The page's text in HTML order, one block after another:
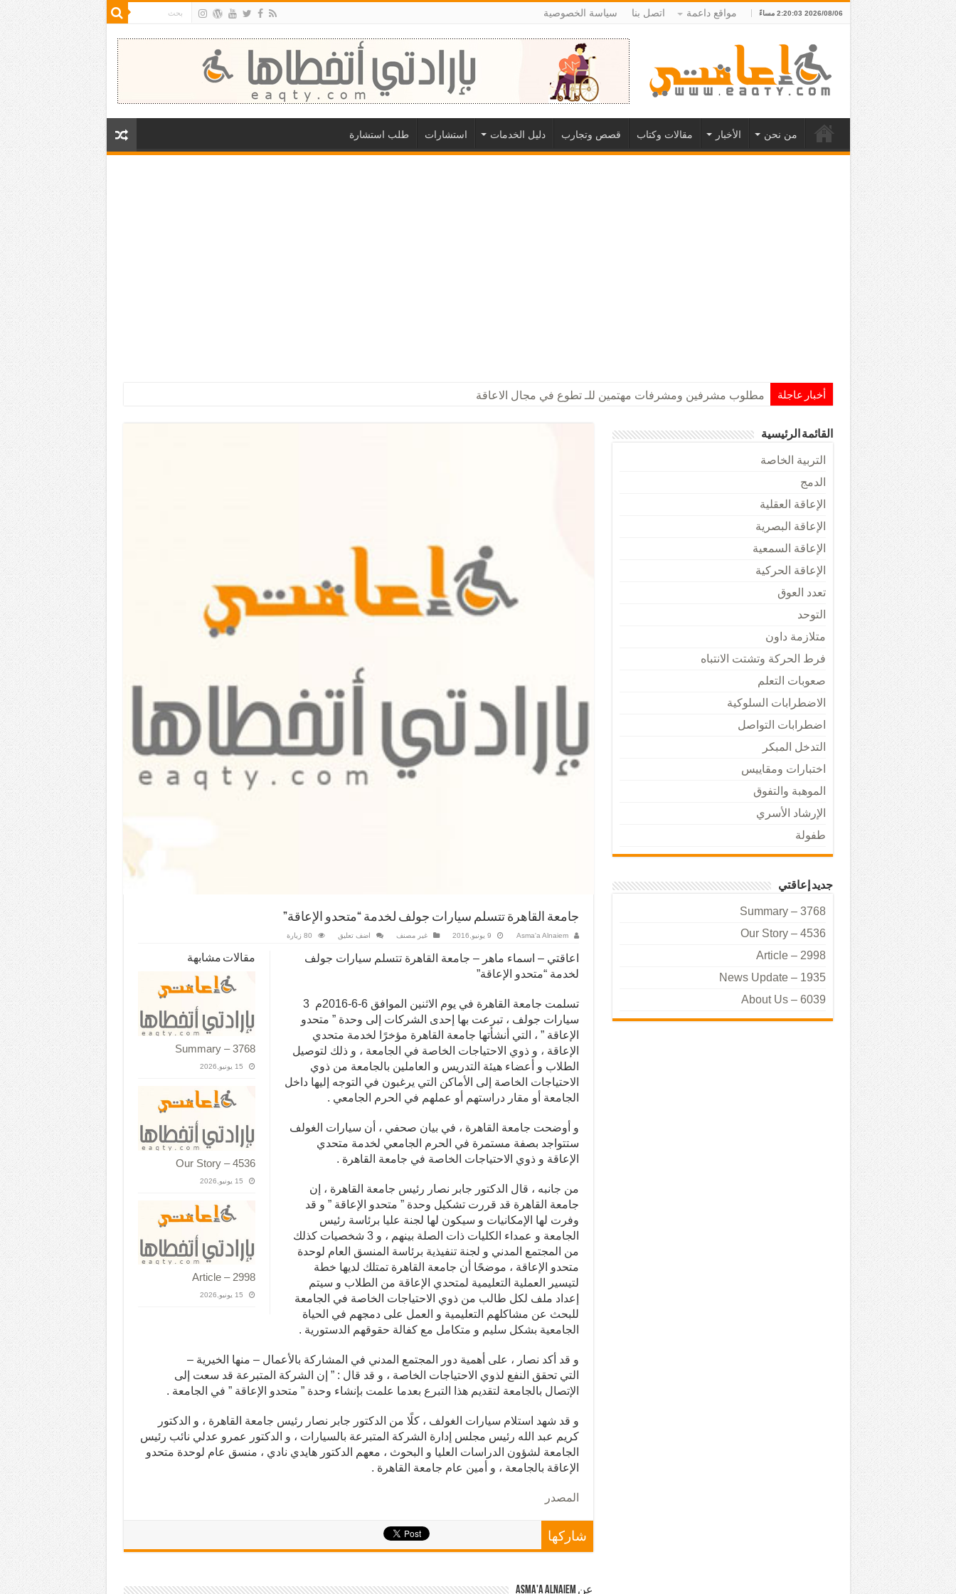
2026/08/06 2:20:03 مساءً مواقع داعمة اتصل بنا سياسة الخصوصية
من نحن الأخبار مقالات وكتاب قصص وتجارب دليل الخدمات استشارات طلب استشارة
أخبار عاجلة مطلوب مشرفين ومشرفات مهتمين للـ تطوع في مجال الاعاقة
جامعة القاهرة تتسلم سيارات جولف لخدمة “متحدو الإعاقة”
Asma'a Alnaiem 9 يونيو,2016 غير مصنف اضف تعليق 80 زيارة
مقالات مشابهة
Summary – 3768
15 يونيو,2026
Our Story – 4536
15 يونيو,2026
Article – 2998
15 يونيو,2026
اعاقتي – اسماء ماهر – جامعة القاهرة تتسلم سيارات جولف
لخدمة “متحدو الإعاقة”
تسلمت جامعة القاهرة في يوم الاثنين الموافق 6-6-2016م 3
سيارات جولف ، تبرعت بها إحدى الشركات إلى وحدة ” متحدو
الإعاقة ” ، التي أنشأتها جامعة القاهرة مؤخرًا لخدمة متحدي
الإعاقة ، و ذوي الاحتياجات الخاصة في الجامعة ، و ذلك لتوصيل
الطلاب و أعضاء هيئة التدريس و العاملين بالجامعة من ذوي
الاحتياجات الخاصة إلى الأماكن التي يرغبون في التوجه إليها داخل
الجامعة أو مقار دراستهم أو عملهم في الحرم الجامعي .
و أوضحت جامعة القاهرة ، في بيان صحفي ، أن سيارات الغولف
ستتواجد بصفة مستمرة في الحرم الجامعي لخدمة متحدي
الإعاقة و ذوي الاحتياجات الخاصة في جامعة القاهرة .
من جانبه ، قال الدكتور جابر نصار رئيس جامعة القاهرة ، إن
جامعة القاهرة قد قررت تشكيل وحدة ” متحدو الإعاقة ” و قد
وفرت لها الإمكانيات و سيكون لها لجنة عليا برئاسة رئيس
الجامعة و عمداء الكليات ذات الصلة بينهم ، و 3 شخصيات كذلك
من المجتمع المدني و لجنة تنفيذية برئاسة المنسق العام لوحدة
متحدو الإعاقة ، موضحًا أن جامعة القاهرة تمتلك لديها خطة
لتيسير العملية التعليمية لمتحدي الإعاقة من الطلاب و سيتم
إعداد ملف لكل طالب من ذوي الاحتياجات الخاصة في الجامعة
للبحث عن مشاكلهم التعليمية و العمل على دمجهم في الحياة
الجامعية بشكل سليم و متكامل مع كفالة حقوقهم الدستورية .
و قد أكد نصار ، على أهمية دور المجتمع المدني في المشاركة بالأعمال – منها الخيرية –
التي تحقق النفع لذوي الاحتياجات الخاصة ، و قد قال : ” إن الشركة المتبرعة قد سعت إلى
الإتصال بالجامعة لتقديم هذا التبرع بعدما علمت بإنشاء وحدة ” متحدو الإعاقة ” في الجامعة .
و قد شهد استلام سيارات الغولف ، كلًا من الدكتور جابر نصار رئيس جامعة القاهرة ، و الدكتور
كريم عبد الله رئيس مجلس إدارة الشركة المتبرعة بالسيارات ، و الدكتور عمرو عدلي نائب رئيس
الجامعة لشؤون الدراسات العليا و البحوث ، معهم الدكتور هايدي نادي ، منسق عام لوحدة متحدو
الإعاقة بالجامعة ، و أمين عام جامعة القاهرة .
المصدر
شاركها
عن Asma'a Alnaiem
القائمة الرئيسية
التربية الخاصة
الدمج
الإعاقة العقلية
الإعاقة البصرية
الإعاقة السمعية
الإعاقة الحركية
تعدد العوق
التوحد
متلازمة داون
فرط الحركة وتشتت الانتباه
صعوبات التعلم
الاضطرابات السلوكية
اضطرابات التواصل
التدخل المبكر
اختبارات ومقاييس
الموهبة والتفوق
الإرشاد الأسري
طفولة
جديد إعاقتي
Summary – 3768
Our Story – 4536
Article – 2998
News Update – 1935
About Us – 6039